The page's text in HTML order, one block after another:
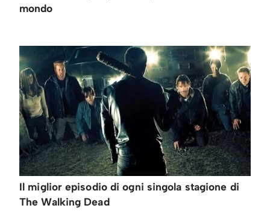
mondo
Il miglior episodio di ogni singola stagione di
The Walking Dead